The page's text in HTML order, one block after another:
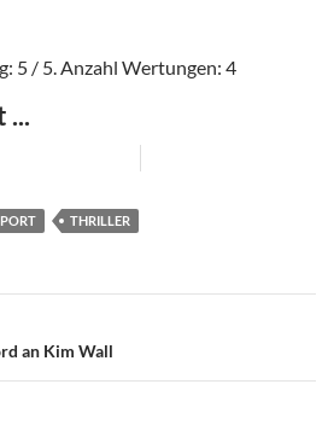
5 / 5. Anzahl Wertungen: 4
...
THRILLER
an Kim Wall